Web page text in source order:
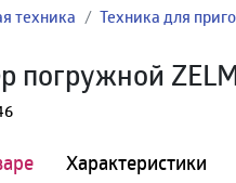
техника Техника для
погружной
Характеристики